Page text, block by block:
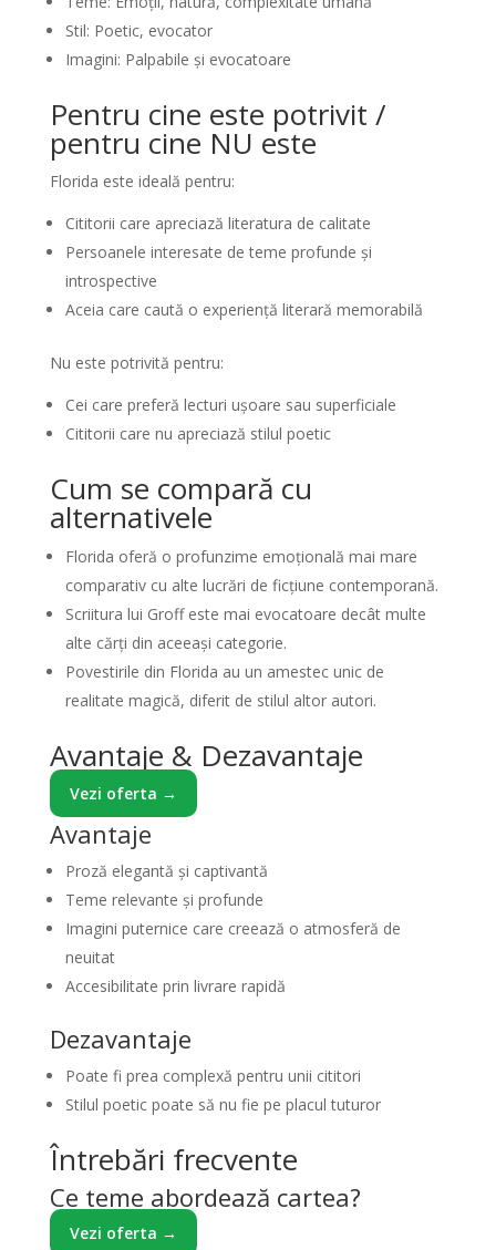
Stil: Poetic, evocator
Imagini: Palpabile și evocatoare
Pentru cine este potrivit /
pentru cine NU este
Florida este ideală pentru:
Cititorii care apreciază literatura de calitate
Persoanele interesate de teme profunde și
introspective
Aceia care caută o experiență literară memorabilă
Nu este potrivită pentru:
Cei care preferă lecturi ușoare sau superficiale
Cititorii care nu apreciază stilul poetic
Cum se compară cu
alternativele
Florida oferă o profunzime emoțională mai mare
comparativ cu alte lucrări de ficțiune contemporană.
Scriitura lui Groff este mai evocatoare decât multe
alte cărți din aceeași categorie.
Povestirile din Florida au un amestec unic de
realitate magică, diferit de stilul altor autori.
Avantaje & Dezavantaje
Vezi oferta →
Avantaje
Proză elegantă și captivantă
Teme relevante și profunde
Imagini puternice care creează o atmosferă de
neuitat
Accesibilitate prin livrare rapidă
Dezavantaje
Poate fi prea complexă pentru unii cititori
Stilul poetic poate să nu fie pe placul tuturor
Întrebări frecvente
Ce teme abordează cartea?
Vezi oferta →